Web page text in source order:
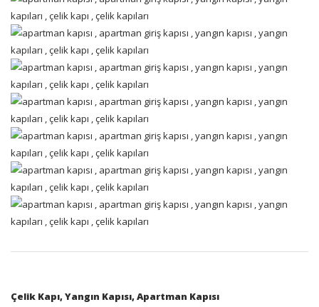
Çelik Kapı, Yangın Kapısı, Apartman Kapısı